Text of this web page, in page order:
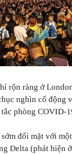
rộn ràng ở
nghìn cổ động
phòng COVID-
đối mặt với
Delta (phát hiện